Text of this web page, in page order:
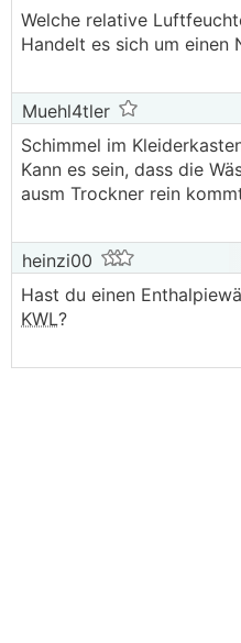
Welche relative
Handelt es sich um einen
Muehl4tler
Schimmel im
Kann es sein, dass die
ausm Trockner rein
heinzi00
Hast du einen
KWL?